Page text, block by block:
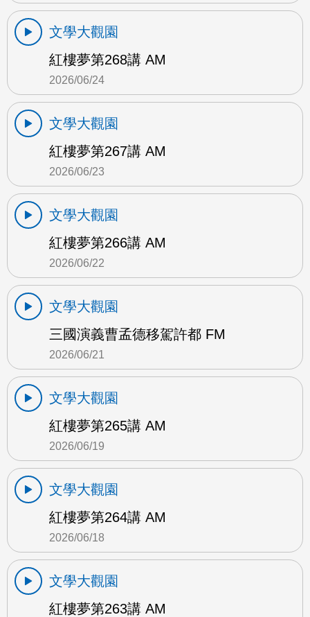
文學大觀園
紅樓夢第268講 AM
2026/06/24
文學大觀園
紅樓夢第267講 AM
2026/06/23
文學大觀園
紅樓夢第266講 AM
2026/06/22
文學大觀園
三國演義曹孟德移駕許都 FM
2026/06/21
文學大觀園
紅樓夢第265講 AM
2026/06/19
文學大觀園
紅樓夢第264講 AM
2026/06/18
文學大觀園
紅樓夢第263講 AM